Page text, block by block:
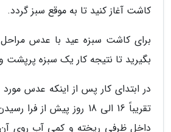
کاشت آغاز کنید تا به موقع سبز گردد.
برای کاشت سبزه عید با عدس
بگیرید تا نتیجه کار یک سبزه پرپشت و
در ابتدای کار پس از اینکه عدس مورد
تقریباً 16 الی 18 روز پیش
داخل ظرفی ریخته و کمی آب روی آن